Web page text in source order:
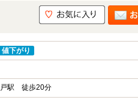
値下がり
駅 徒歩20分